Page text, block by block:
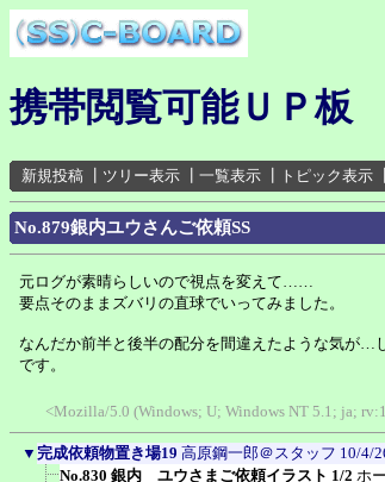
携帯閲覧可能ＵＰ板
新規投稿 ツリー表示 一覧表示 トピック表示
No.879銀内ユウさんご依頼SS
元ログが素晴らしいので視点を変えて……
要点そのままズバリの直球でいってみました。
なんだか前半と後半の配分を間違えたような気が…
です。
<Mozilla/5.0 (Windows; U; Windows NT 5.1; ja;
▼ 完成依頼物置き場19 高原鋼一郎＠スタッフ 10/4/
No.830 銀内 ユウさまご依頼イラスト 1/2 ホ